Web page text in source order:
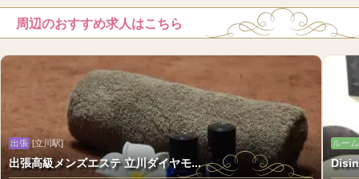
周辺のおすすめ求人はこちら
出張 [立川駅]
出張高級メンズエステ 立川ダイヤモ...
ルーム